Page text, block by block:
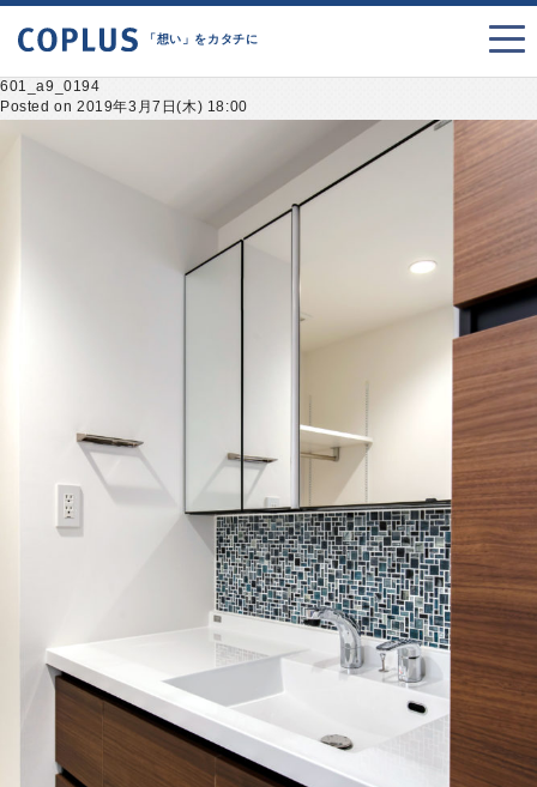
「想い」をカタチに
601_a9_0194
Posted on 2019年3月7日(木) 18:00